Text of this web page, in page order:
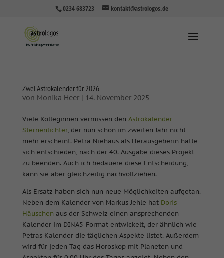
0234 683723 kontakt@astrologos.de
Zwei Astrokalender für 2026
von Monika Heer| 14. November 2025
Viele Kolleginnen vermissen den Astrokalender
Sternenlichter, der nun schon im zweiten Jahr nicht
mehr erscheint. Petra Niehaus als Herausgeberin hatte
sich entschieden, nach der 40. Ausgabe dieses Projekt
zu beenden. Auch ich bedauere diese Entscheidung,
kann sie aber gleichzeitig nachvollziehen.
Als Ersatz haben sich nun neue Möglichkeiten aufgetan.
Neben dem Kalender von Markus Jehle hat Doris
Häuschen aus der Schweiz einen ansprechenden
Kalender im DINA5-Format entwickelt, der ähnlich wie
Petras Kalender die täglichen Aspekte listet. Außerdem
wird für jeden Tag das Horoskop mit Planeten und